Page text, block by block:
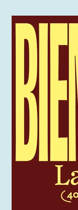
Agrandir